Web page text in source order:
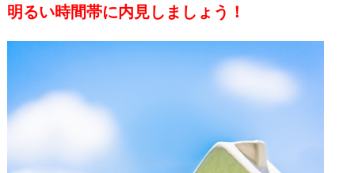
明るい時間帯に内見しましょう！